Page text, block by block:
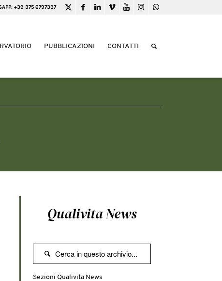
+39 375 6797337
PUBBLICAZIONI CONTATTI
Qualivita News

Sezioni Qualivita News